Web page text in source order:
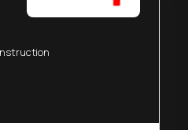
- NEFAB